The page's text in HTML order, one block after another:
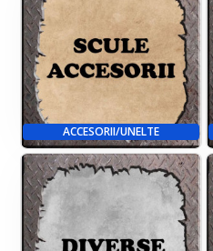
ACCESORII/UNELTE